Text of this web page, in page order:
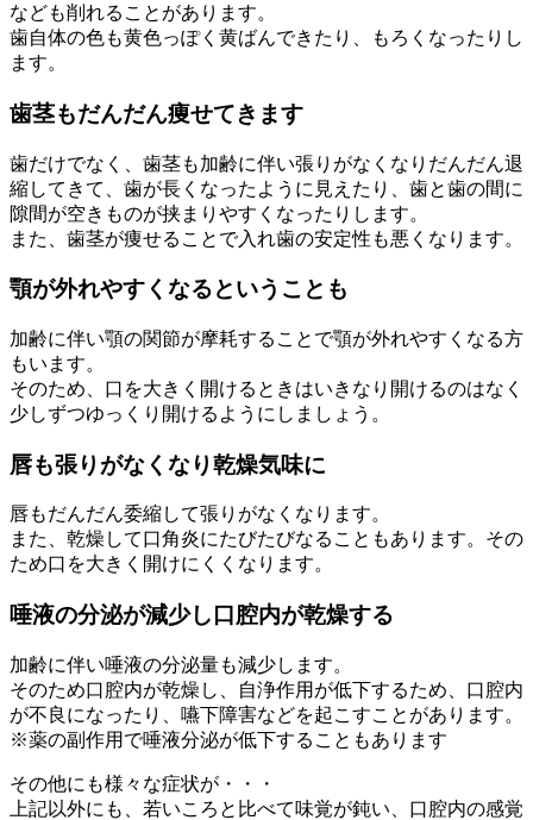
なども削れることがあります。
歯自体の色も黄色っぽく黄ばんできたり、もろくなったりし
ます。
歯茎もだんだん痩せてきます
歯だけでなく、歯茎も加齢に伴い張りがなくなりだんだん退
縮してきて、歯が長くなったように見えたり、歯と歯の間に
隙間が空きものが挟まりやすくなったりします。
また、歯茎が痩せることで入れ歯の安定性も悪くなります。
顎が外れやすくなるということも
加齢に伴い顎の関節が摩耗することで顎が外れやすくなる方
もいます。
そのため、口を大きく開けるときはいきなり開けるのはなく
少しずつゆっくり開けるようにしましょう。
唇も張りがなくなり乾燥気味に
唇もだんだん委縮して張りがなくなります。
また、乾燥して口角炎にたびたびなることもあります。その
ため口を大きく開けにくくなります。
唾液の分泌が減少し口腔内が乾燥する
加齢に伴い唾液の分泌量も減少します。
そのため口腔内が乾燥し、自浄作用が低下するため、口腔内
が不良になったり、嚥下障害などを起こすことがあります。
※薬の副作用で唾液分泌が低下することもあります
その他にも様々な症状が・・・
上記以外にも、若いころと比べて味覚が鈍い、口腔内の感覚